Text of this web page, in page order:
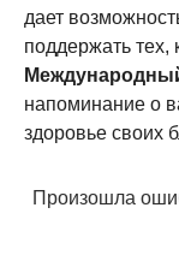
дает
поддержать тех,
напоминание о
здоровье своих
Произошла